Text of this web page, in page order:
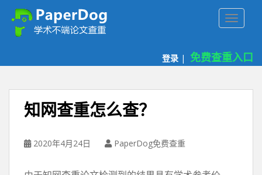
登录 | 免费查重入口
知网查重怎么查？
2020年4月24日 PaperDog免费查重